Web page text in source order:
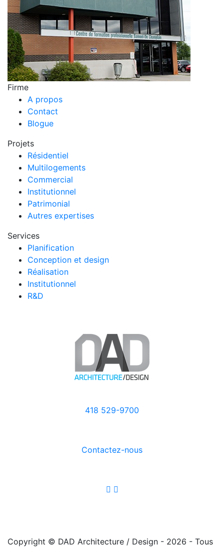
Firme
A propos
Contact
Blogue
Projets
Résidentiel
Multilogements
Commercial
Institutionnel
Patrimonial
Autres expertises
Services
Planification
Conception et design
Réalisation
Institutionnel
R&D
418 529-9700
Contactez-nous
Copyright © DAD Architecture / Design - 2026 - Tous